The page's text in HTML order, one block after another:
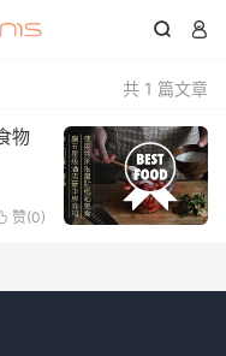
 
共 1 篇文章
物
赞(0)